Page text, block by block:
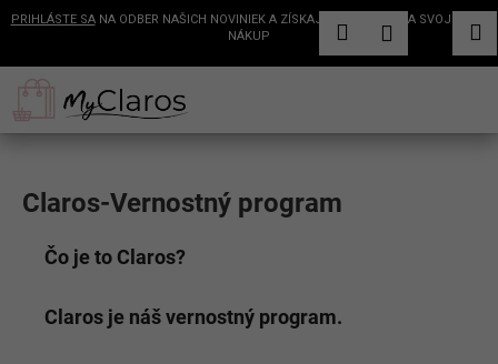
PRIHLÁSTE SANA ODBER NAŠICH NOVINIEK A ZÍSKAJTE 5€ ZĽAVU NA SVOJ ĎALŠÍ
NÁKUP
obsah
Hľadať
košík
Claros-Vernostný program
Čo je to Claros?
Claros je náš vernostný program.
K
š
k
Č
o
o
t
a exkluzívne ponuky